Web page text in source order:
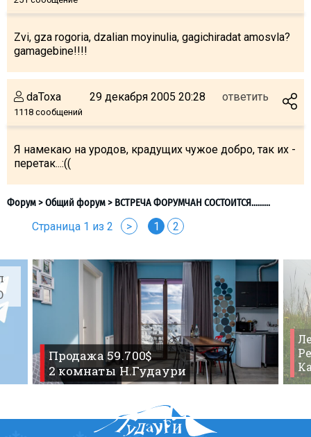
Zvi, gza rogoria, dzalian moyinulia, gagichiradat amosvla?
gamagebine!!!!
daToxa
1118 сообщений
29 декабря 2005 20:28 ответить
Я намекаю на уродов, крадущих чужое добро, так их -
перетак...:((
Страница 1 из 2 > 1 2
Продажа 59.700$
2 комнаты Н.Гудаури